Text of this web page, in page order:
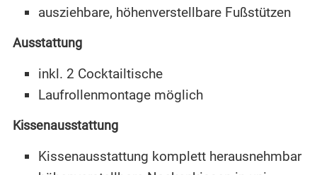
ausziehbare, höhenverstellbare Fußstützen
Ausstattung
inkl. 2 Cocktailtische
Laufrollenmontage möglich
Kissenausstattung
Kissenausstattung komplett herausnehmbar